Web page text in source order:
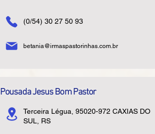
(0/54) 30 27 50 93
betania@irmaspastorinhas.com.br
Pousada Jesus Bom Pastor
Terceira Légua, 95020-972 CAXIAS DO
SUL, RS